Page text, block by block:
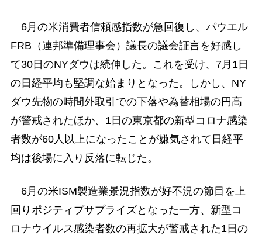
6月の米消費者信頼感指数が急回復し、パウエル
FRB（連邦準備理事会）議長の議会証言を好感し
て30日のNYダウは続伸した。これを受け、7月1日
の日経平均も堅調な始まりとなった。しかし、NY
ダウ先物の時間外取引での下落や為替相場の円高
が警戒されたほか、1日の東京都の新型コロナ感染
者数が60人以上になったことが嫌気されて日経平
均は後場に入り反落に転じた。
6月の米ISM製造業景況指数が好不況の節目を上
回りポジティブサプライズとなった一方、新型コ
ロナウイルス感染者数の再拡大が警戒された1日の